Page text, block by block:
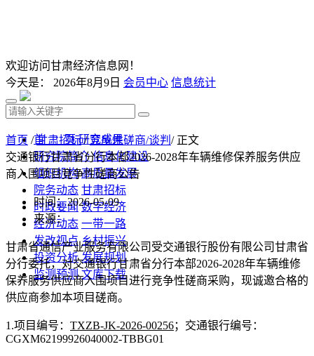
欢迎访问甘肃经济信息网！
今天是： 2026年8月9日 会员中心 信息统计
首 页 研究成果
研究院简介 信息化建设
组织机构 高质量发展
院务动态 甘肃招标
时政要闻 数字经济
经济动态 一带一路
发改视点 乡村振兴
投资分析 发展规划
监测预测 文库下载
首页 /甘肃招标/竞争性磋商/谈判 / 正文
交通银行甘肃省分行本部2026-2028年车辆维修保养服务供应
商入围项目竞争性磋商公告
时间：2026-05-09
来源：
甘肃省通信产业服务有限公司受交通银行股份有限公司甘肃省
分行委托，对交通银行甘肃省分行本部2026-2028年车辆维修
保养服务供应商入围项目进行竞争性磋商采购，现诚邀合格的
供应商参加本项目磋商。
1 .项目编号： TXZB-JK-2026-00256；交通银行编号 ：
CGXM62199926040002-TBBG01